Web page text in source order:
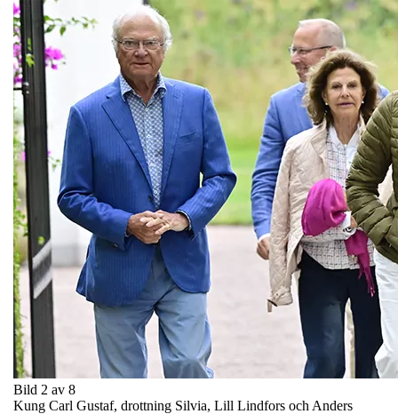
Bild 2 av 8
Kung Carl Gustaf, drottning Silvia, Lill Lindfors och Anders